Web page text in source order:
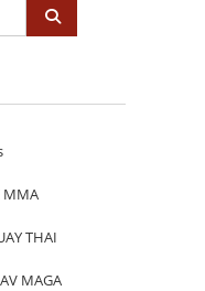
MMA
THAI
MAGA